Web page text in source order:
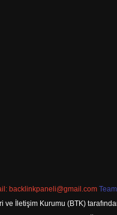
backlinkpaneli@gmail.com
İletişim Kurumu (BTK)